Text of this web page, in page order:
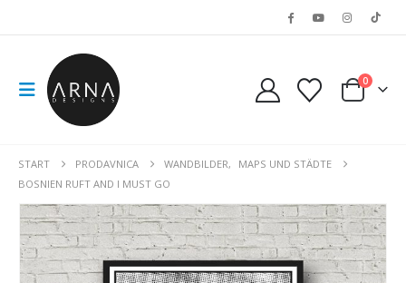
0
START PRODAVNICA WANDBILDER,
MAPS UND STÄDTE
BOSNIEN RUFT AND I MUST GO